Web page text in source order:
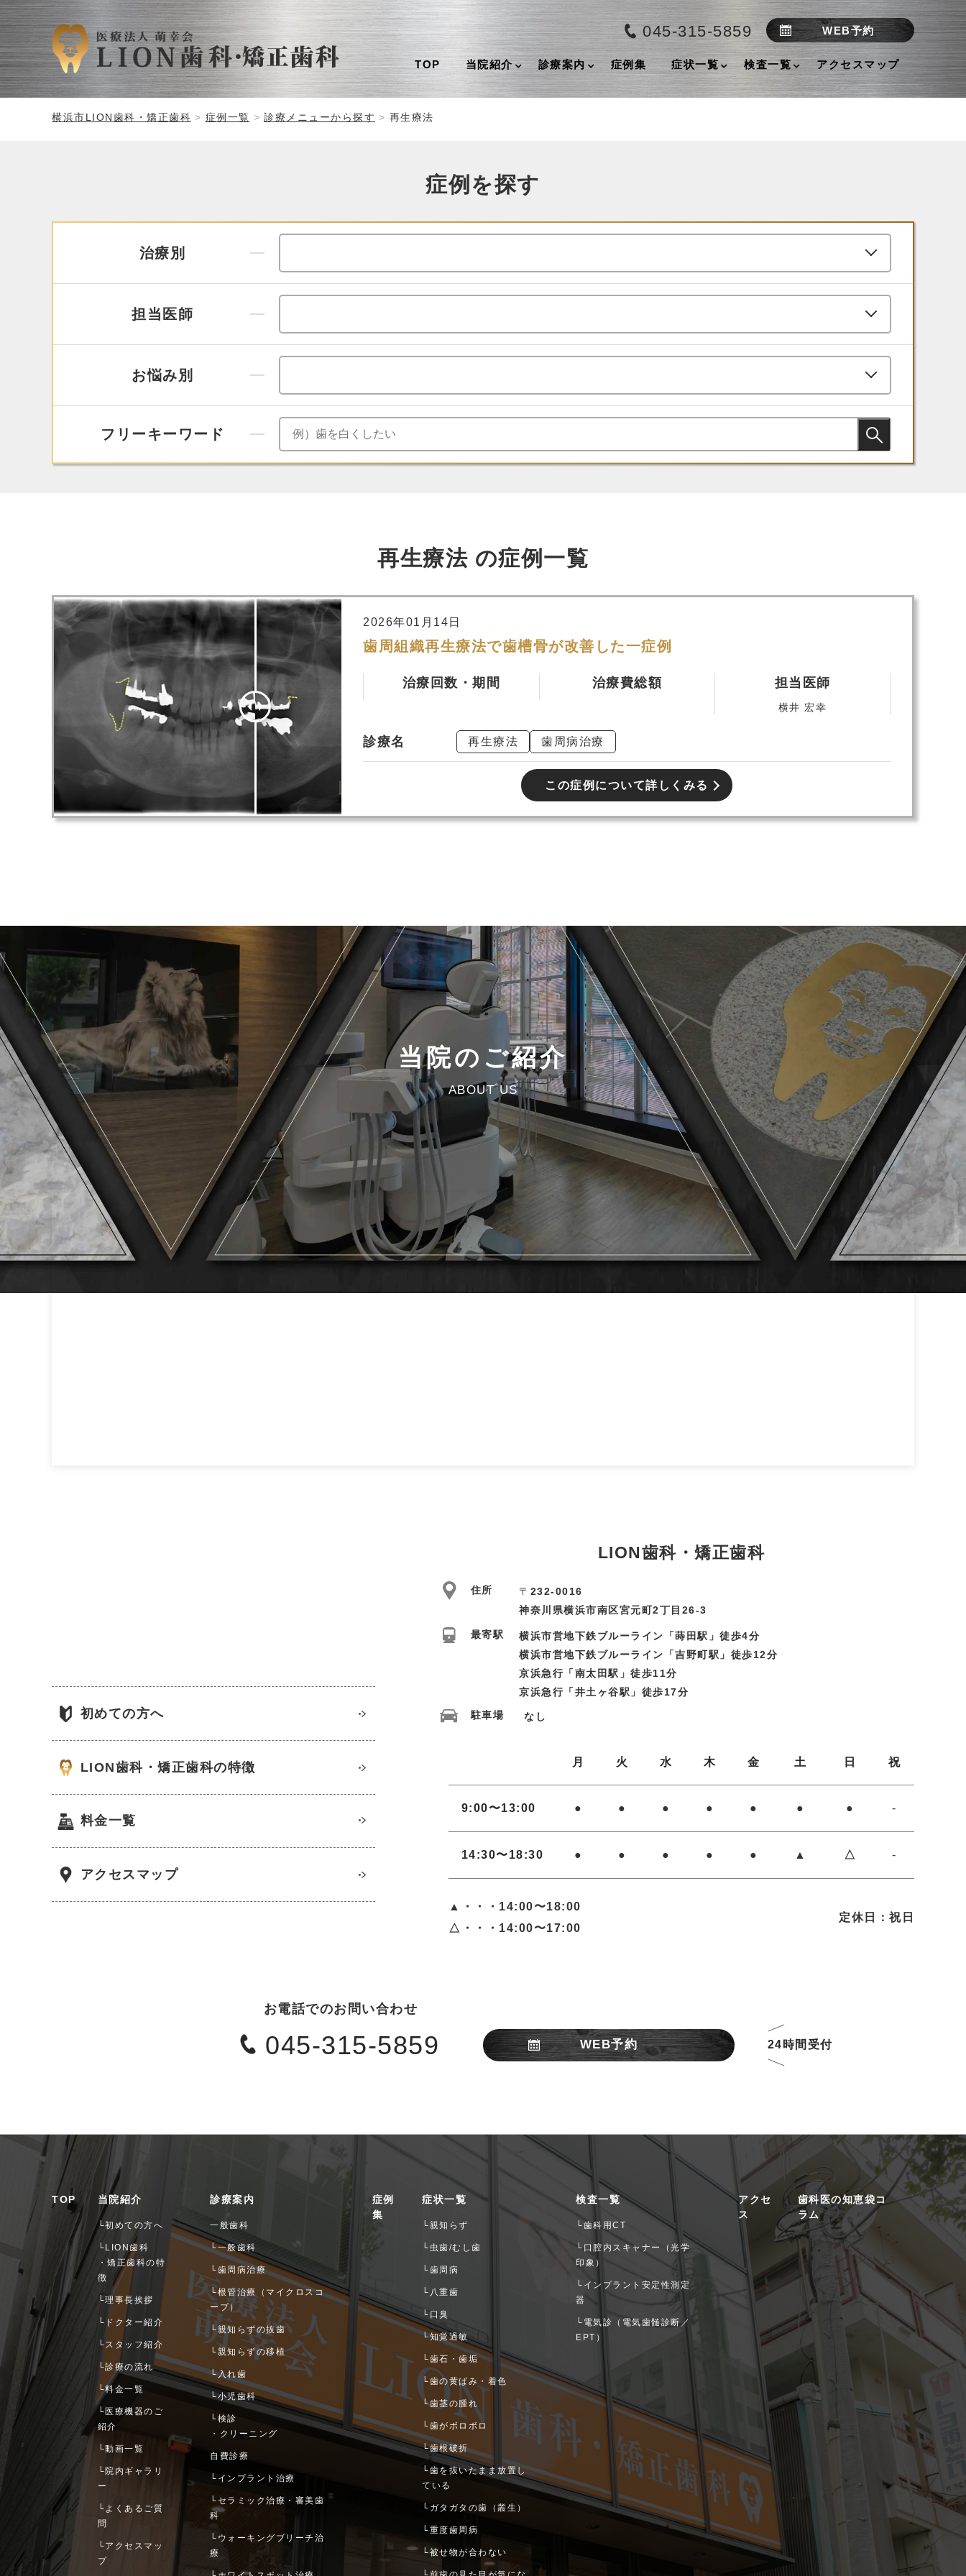
045-315-5859 WEB予約
TOP 当院紹介 診療案内 症例集 症状一覧 検査一覧 アクセスマップ
横浜市LION歯科・矯正歯科 症例一覧 診療メニューから探す 再生療法
症例を探す
治療別
担当医師
お悩み別
フリーキーワード
再生療法 の症例一覧
2026年01月14日
歯周組織再生療法で歯槽骨が改善した一症例
治療回数・期間 治療費総額 担当医師
横井 宏幸
診療名 再生療法 歯周病治療
この症例について詳しくみる
当院のご紹介
ABOUT US
初めての方へ
LION歯科・矯正歯科の特徴
料金一覧
アクセスマップ
LION歯科・矯正歯科
住所 〒 232-0016
神奈川県横浜市南区宮元町2丁目26-3
最寄駅
横浜市営地下鉄ブルーライン「蒔田駅」徒歩4分
横浜市営地下鉄ブルーライン「吉野町駅」徒歩12分
京浜急行「南太田駅」徒歩11分
京浜急行「井土ヶ谷駅」徒歩17分
駐車場 なし
月 火 水 木 金 土 日 祝
9:00〜13:00 ● ● ● ● ● ● ● -
14:30〜18:30 ● ● ● ● ● ▲ △ -
▲・・・14:00〜18:00
△・・・14:00〜17:00
定休日：祝日
お電話でのお問い合わせ
045-315-5859 WEB予約 24時間受付
TOP 当院紹介
└初めての方へ
└LION歯科
・矯正歯科の特
徴
└理事長挨拶
└ドクター紹介
└スタッフ紹介
└診療の流れ
└料金一覧
└医療機器のご
紹介
└動画一覧
└院内ギャラリ
ー
└よくあるご質
問
└アクセスマッ
プ
診療案内
一般歯科
└一般歯科
└歯周病治療
└根管治療（マイクロスコ
ープ）
└親知らずの抜歯
└親知らずの移植
└入れ歯
└小児歯科
└検診
・クリーニング
自費診療
└インプラント治療
└セラミック治療・審美歯
科
└ウォーキングブリーチ治
療
症例
集
症状一覧
└親知らず
└虫歯/むし歯
└歯周病
└八重歯
└口臭
└知覚過敏
└歯石・歯垢
└歯の黄ばみ・着色
└歯茎の腫れ
└歯がボロボロ
└歯根破折
└歯を抜いたまま放置し
ている
└ガタガタの歯（叢生）
└重度歯周病
└被せ物が合わない
検査一覧
└歯科用CT
└口腔内スキャナー（光学
印象）
└インプラント安定性測定
器
└電気診（電気歯髄診断／
EPT）
アクセ
ス
歯科医の知恵袋コ
ラム